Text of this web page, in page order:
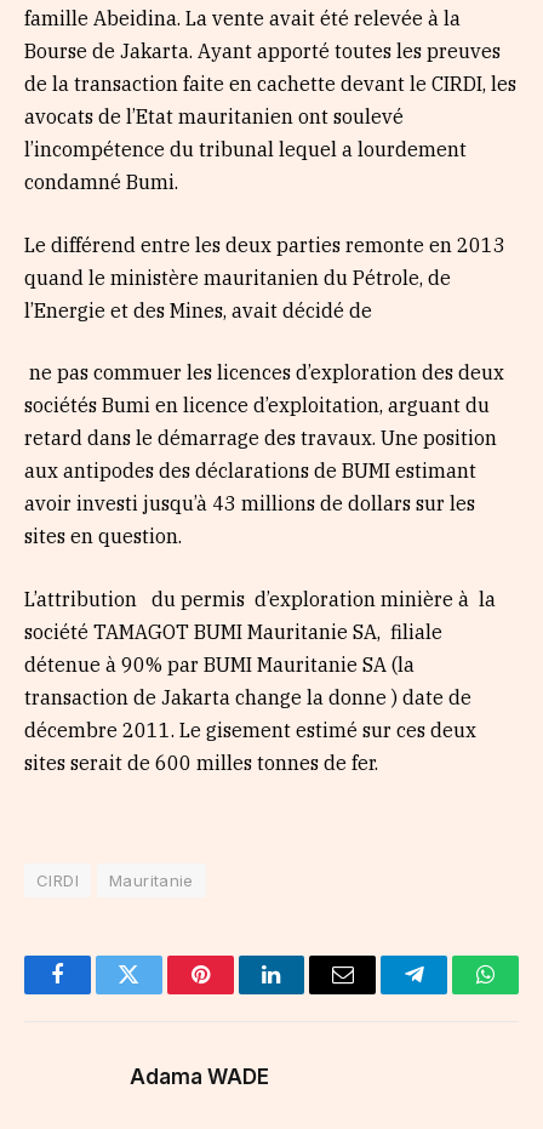
famille Abeidina. La vente avait été relevée à la
Bourse de Jakarta. Ayant apporté toutes les preuves
de la transaction faite en cachette devant le CIRDI, les
avocats de l’Etat mauritanien ont soulevé
l’incompétence du tribunal lequel a lourdement
condamné Bumi.
Le différend entre les deux parties remonte en 2013
quand le ministère mauritanien du Pétrole, de
l’Energie et des Mines, avait décidé de
ne pas commuer les licences d’exploration des deux
sociétés Bumi en licence d’exploitation, arguant du
retard dans le démarrage des travaux. Une position
aux antipodes des déclarations de BUMI estimant
avoir investi jusqu’à 43 millions de dollars sur les
sites en question.
L’attribution du permis d’exploration minière à la
société TAMAGOT BUMI Mauritanie SA, filiale
détenue à 90% par BUMI Mauritanie SA (la
transaction de Jakarta change la donne ) date de
décembre 2011. Le gisement estimé sur ces deux
sites serait de 600 milles tonnes de fer.
CIRDI Mauritanie
FacebookTwitter PinterestLinkedInEmail Telegram
Adama WADE